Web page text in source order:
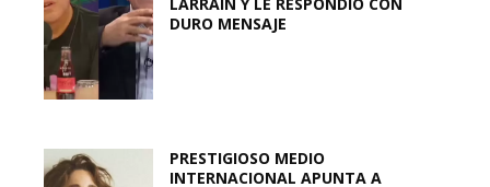
DURO MENSAJE
PRESTIGIOSO MEDIO
INTERNACIONAL APUNTA A